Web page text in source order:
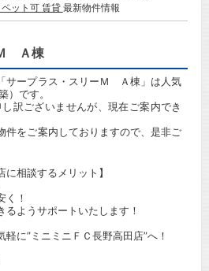
ット可 賃貸 最新物件情報
Ａ棟
サープラス・スリーＭ Ａ棟」は人気
）です。
訳ございませんが、現在ご案内でき
件をご案内しておりますので、是非ご
に相談するメリット】
く！
るようサポートいたします！
に”ミニミニＦＣ長野高田店”へ！